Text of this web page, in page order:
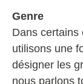
Genre
Dans certains
utilisons une
désigner les
nous parlons